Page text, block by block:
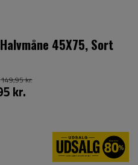
45X75, Sort
kr.
149,95 kr.